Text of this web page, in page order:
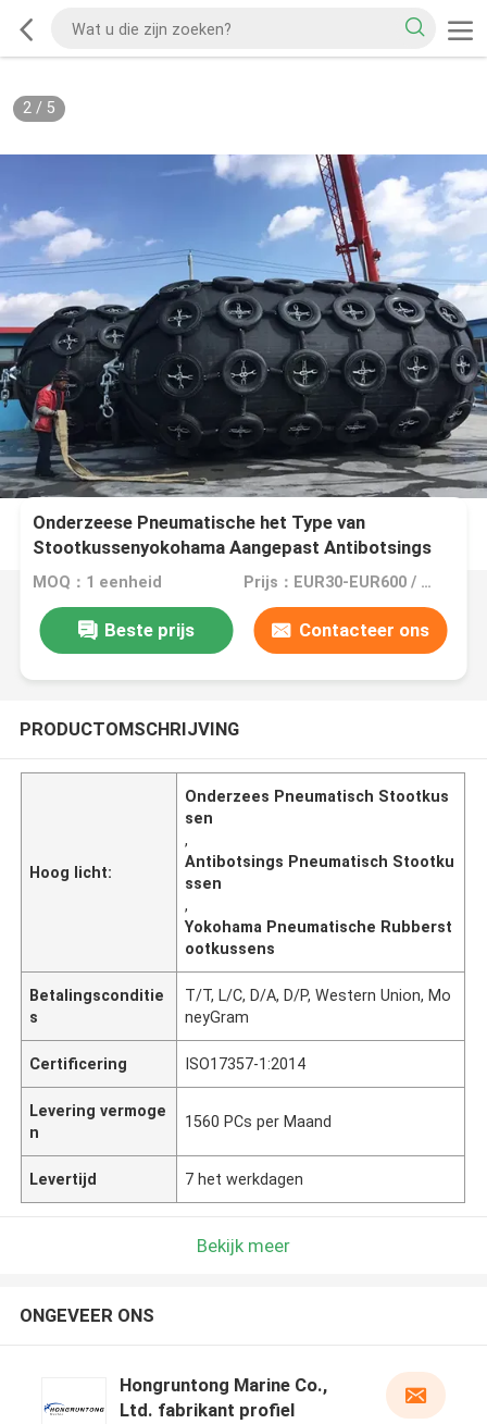
2/ 5
Onderzeese Pneumatische het Type van
Stootkussenyokohama Aangepast Antibotsings
MOQ：1 eenheid Prijs：EUR30-EUR600 / Unit
Beste prijs Contacteer ons
PRODUCTOMSCHRIJVING
Hoog licht:
Onderzees Pneumatisch Stootkus
sen
,
Antibotsings Pneumatisch Stootku
ssen
,
Yokohama Pneumatische Rubberst
ootkussens
Betalingsconditie
s
T/T, L/C, D/A, D/P, Western Union, Mo
neyGram
Certificering ISO17357-1:2014
Levering vermoge
n
1560 PCs per Maand
Levertijd 7 het werkdagen
Bekijk meer
ONGEVEER ONS
Hongruntong Marine Co.,
Ltd. fabrikant profiel